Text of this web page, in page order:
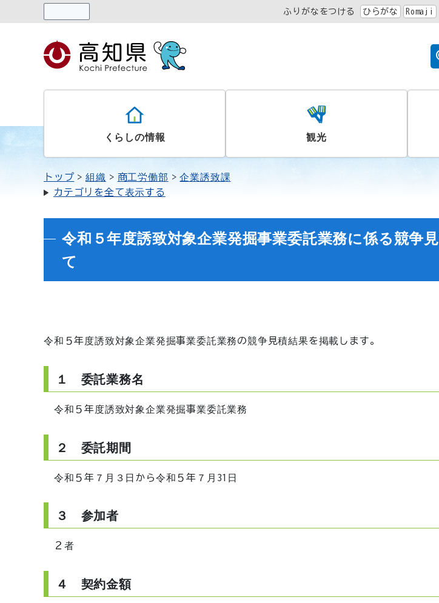
ふりがなをつける ひらがな Romaji
くらしの情報 観光
トップ 組織 商工労働部
企業誘致課
カテゴリを全て表示する
令和５年度誘致対象企業発掘事業委託業務に係る競争
て
令和５年度誘致対象企業発掘事業委託業務の競争見積結果を掲載します。
１ 委託業務名
令和５年度誘致対象企業発掘事業委託業務
２ 委託期間
令和５年７月３日から令和５年７月31日
３ 参加者
２者
４ 契約金額